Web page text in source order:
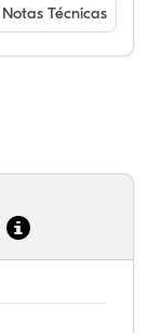
Notas Técnicas